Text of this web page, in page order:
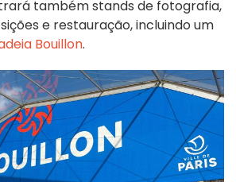
também stands de fotografia,
e restauração, incluindo um
Bouillon.